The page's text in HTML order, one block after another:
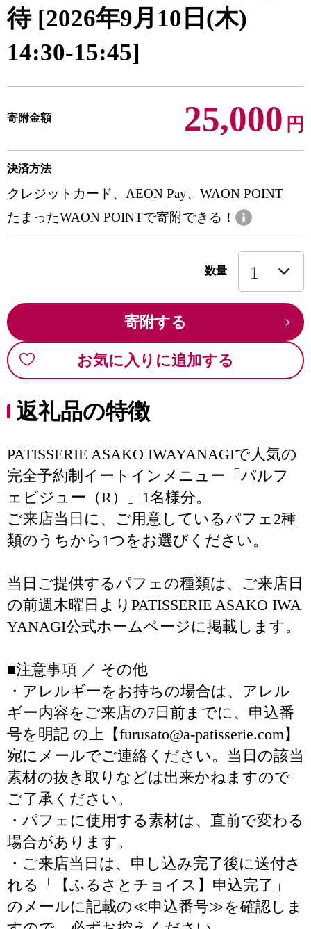
待 [2026年9月10日(木)
14:30-15:45]
寄附金額 25,000 円
決済方法
クレジットカード、AEON Pay、WAON POINT
たまったWAON POINTで寄附できる！
数量
寄附する
お気に入りに追加する
返礼品の特徴
PATISSERIE ASAKO IWAYANAGIで人気の
完全予約制イートインメニュー「パルフ
ェビジュー（R）」1名様分。
ご来店当日に、ご用意しているパフェ2種
類のうちから1つをお選びください。
当日ご提供するパフェの種類は、ご来店日
の前週木曜日よりPATISSERIE ASAKO IWA
YANAGI公式ホームページに掲載します。
■注意事項 ／ その他
・アレルギーをお持ちの場合は、アレル
ギー内容をご来店の7日前までに、申込番
号を明記 の上【furusato@a-patisserie.com】
宛にメールでご連絡ください。当日の該当
素材の抜き取りなどは出来かねますので
ご了承ください。
・パフェに使用する素材は、直前で変わる
場合があります。
・ご来店当日は、申し込み完了後に送付さ
れる「【ふるさとチョイス】申込完了」
のメールに記載の≪申込番号≫を確認しま